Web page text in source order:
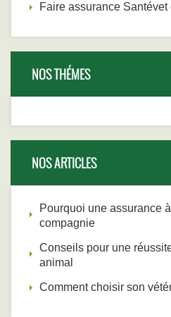
Faire assurance
NOS THÉMES
NOS ARTICLES
Pourquoi une assurance
compagnie
Conseils pour une
animal
Comment choisir son